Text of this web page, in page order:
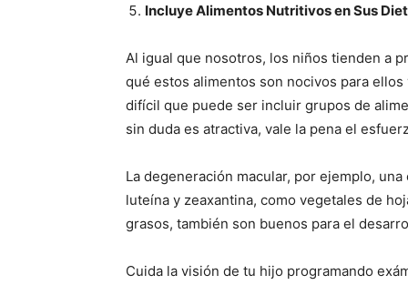
Incluye Alimentos Nutritivos en Sus
Al igual que nosotros, los niños tienden a
qué estos alimentos son nocivos para
difícil que puede ser incluir grupos de
sin duda es atractiva, vale la pena el
La degeneración macular, por ejemplo,
luteína y zeaxantina, como vegetales de
grasos, también son buenos para el
Cuida la visión de tu hijo programando